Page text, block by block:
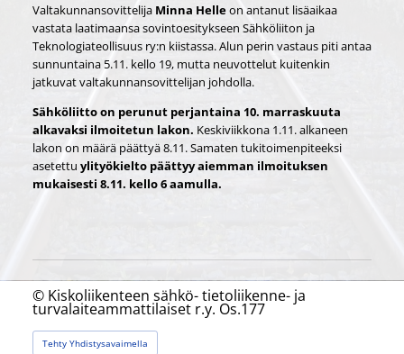
Valtakunnansovittelija Minna Helleon antanut lisäaikaa
vastata laatimaansa sovintoesitykseen Sähköliiton ja
Teknologiateollisuus ry:n kiistassa. Alun perin vastaus piti antaa
sunnuntaina 5.11. kello 19, mutta neuvottelut kuitenkin
jatkuvat valtakunnansovittelijan johdolla.
Sähköliitto on perunut perjantaina 10. marraskuuta
alkavaksi ilmoitetun lakon. Keskiviikkona 1.11. alkaneen
lakon on määrä päättyä 8.11. Samaten tukitoimenpiteeksi
asetettu ylityökielto päättyy aiemman ilmoituksen
mukaisesti 8.11. kello 6 aamulla.
© Kiskoliikenteen sähkö- tietoliikenne- ja
turvalaiteammattilaiset r.y. Os.177
Tehty Yhdistysavaimella